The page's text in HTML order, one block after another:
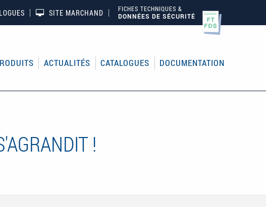
SITE MARCHAND
FICHES TECHNIQUES &
DONNÉES DE SÉCURITÉ
ACTUALITÉS CATALOGUES DOCUMENTATION
!